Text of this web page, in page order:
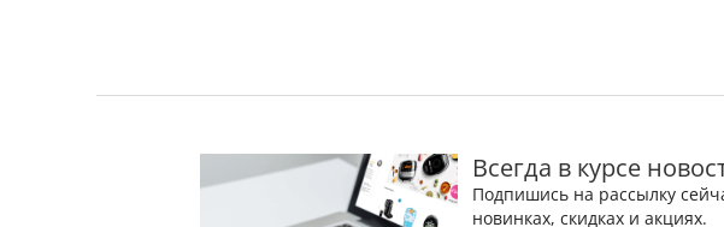
Всегда в курсе
Подпишись на рассылку
новинках, скидках и акциях.